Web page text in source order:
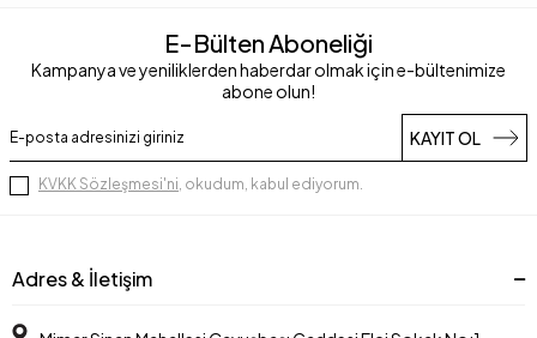
E-Bülten Aboneliği
Kampanya ve yeniliklerden haberdar olmak için e-bültenimize
abone olun!
KAYIT OL
KVKK Sözleşmesi'ni , okudum, kabul ediyorum.
Adres & İletişim